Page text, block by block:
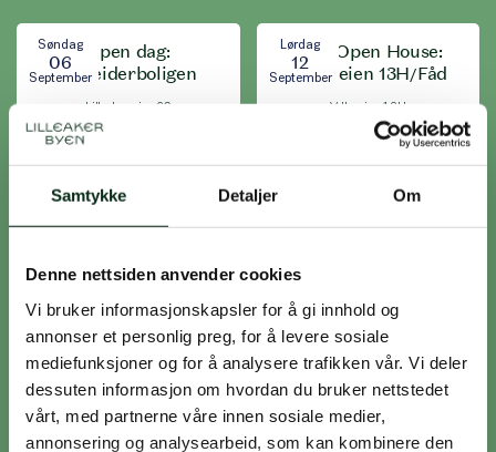
Samtykke Detaljer Om
Denne nettsiden anvender cookies
Vi bruker informasjonskapsler for å gi innhold og
annonser et personlig preg, for å levere sosiale
mediefunksjoner og for å analysere trafikken vår. Vi deler
dessuten informasjon om hvordan du bruker nettstedet
vårt, med partnerne våre innen sosiale medier,
annonsering og analysearbeid, som kan kombinere den
Søndag
06
September
Åpen dag:
Arbeiderboligen
Lilleakerveien 26
Lørdag
12
September
Oslo Open House:
Vollsveien 13H/Fåd
Vollsveien 13H
Søndag
SeptemberEpledagen
Onsdag
September
Lilleakerbyen Aperitivo:
Torsdag
01
Oktober
Lilleakerbyen Aperitivo:
Møllefossen Café
Møllefossen Café
Lørdag
03
OktoberLilleaker Bazar